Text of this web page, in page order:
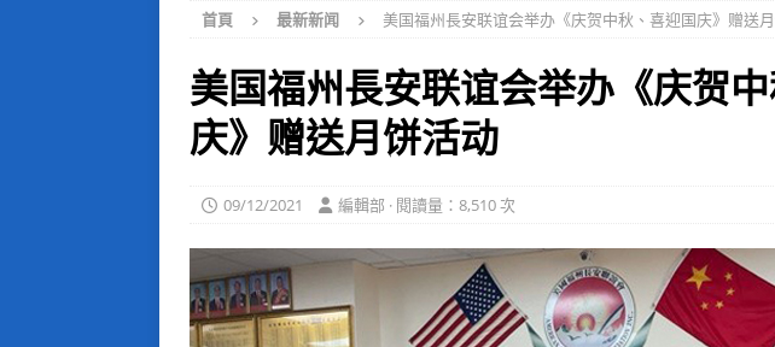
首頁 最新新闻 美国福州長安联谊会举办《庆贺中秋、喜迎国庆》赠送
美国福州長安联谊会举办《庆贺
庆》赠送月饼活动
09/12/2021 編輯部 · 閱讀量：8,510 次